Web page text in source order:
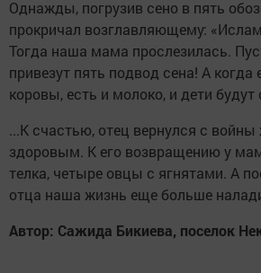
Однажды, погрузив сено в пять
прокричал возглавляющему:
Тогда наша мама прослезилась.
привезут пять подвод сена! А когда
коровы, есть и молоко, и дети
...К счастью, отец вернулся с
здоровым. К его возвращению у
телка, четыре овцы с ягнятами. А
отца наша жизнь еще больше
Автор: Сажида Бикиева, поселок